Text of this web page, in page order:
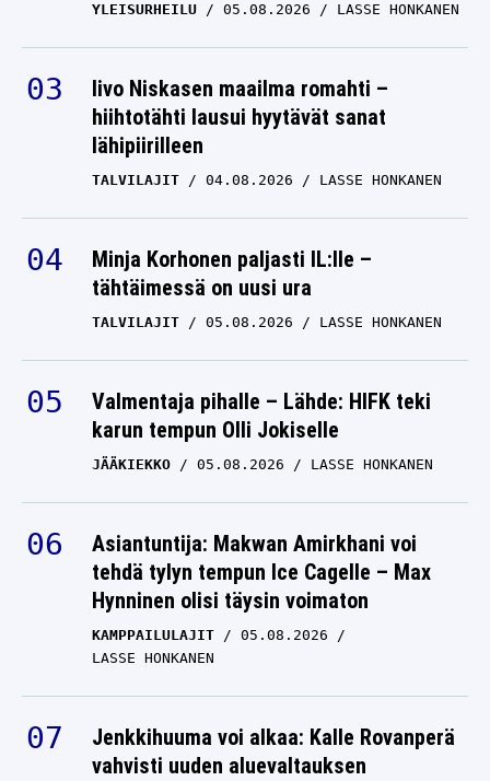
YLEISURHEILU 05.08.2026 LASSE HONKANEN
Iivo Niskasen maailma romahti –
hiihtotähti lausui hyytävät sanat
lähipiirilleen
TALVILAJIT 04.08.2026 LASSE HONKANEN
Minja Korhonen paljasti IL:lle –
tähtäimessä on uusi ura
TALVILAJIT 05.08.2026 LASSE HONKANEN
Valmentaja pihalle – Lähde: HIFK teki
karun tempun Olli Jokiselle
JÄÄKIEKKO 05.08.2026 LASSE HONKANEN
Asiantuntija: Makwan Amirkhani voi
tehdä tylyn tempun Ice Cagelle – Max
Hynninen olisi täysin voimaton
KAMPPAILULAJIT
05.08.2026
LASSE HONKANEN
Jenkkihuuma voi alkaa: Kalle Rovanperä
vahvisti uuden aluevaltauksen